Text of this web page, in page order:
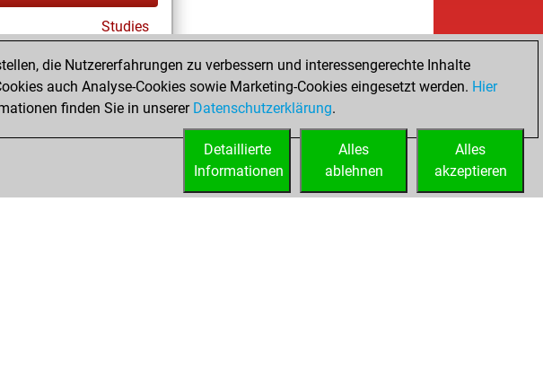
Studies
Fritz
die Nutzererfahrungen zu verbessern und interessengerechte Inhalte
auch Analyse-Cookies sowie Marketing-Cookies eingesetzt werden. Hier
finden Sie in unserer Datenschutzerklärung.
Alles
akzeptieren
Alles
ablehnen
Detaillierte
Informationen